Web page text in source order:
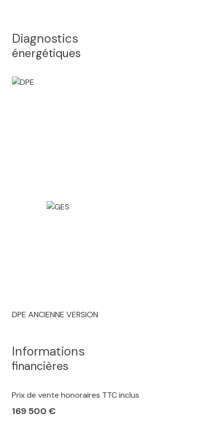
Diagnostics
énergétiques
DPE ANCIENNE VERSION
Informations
financières
Prix de vente honoraires TTC inclus
169 500 €